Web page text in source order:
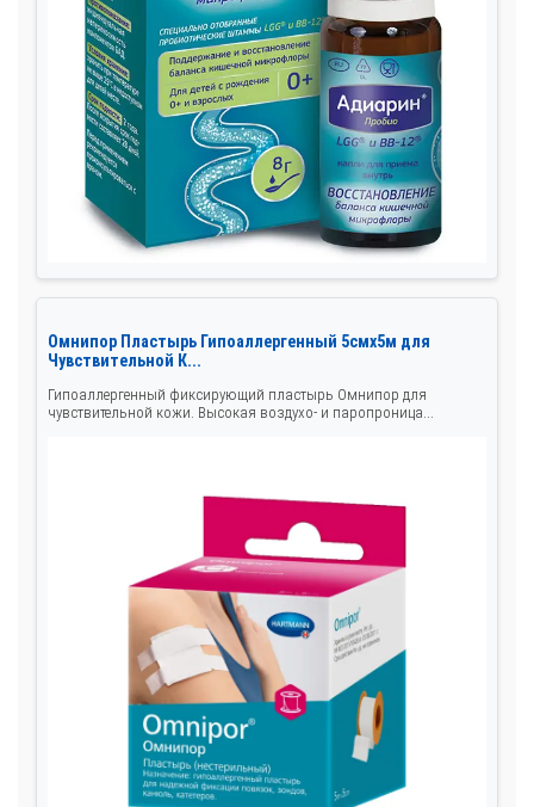
Омнипор Пластырь Гипоаллергенный 5смх5м для
Чувствительной К...
Гипоаллергенный фиксирующий пластырь Омнипор для
чувствительной кожи. Высокая воздухо- и паропроница...